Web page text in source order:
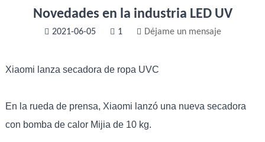
Novedades en la industria LED UV
2021-06-05 1 Déjame un mensaje
Xiaomi lanza secadora de ropa UVC
En la rueda de prensa, Xiaomi lanzó una nueva secadora
con bomba de calor Mijia de 10 kg.